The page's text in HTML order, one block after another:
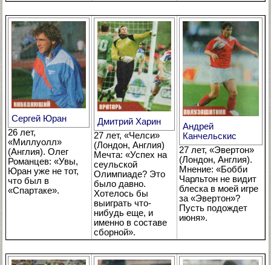
Сергей Юран
26 лет,
«Миллуолл»
(Англия). Олег
Романцев: «Увы,
Юран уже не тот,
что был в
«Спартаке».
Дмитрий Харин
27 лет, «Челси»
(Лондон, Англия)
Мечта: «Успех на
сеульской
Олимпиаде? Это
было давно.
Хотелось бы
выиграть что-
нибудь еще, и
именно в составе
сборной».
Андрей
Канчельскис
27 лет, «Эвертон»
(Лондон, Англия).
Мнение: «Бобби
Чарльтон не видит
блеска в моей игре
за «Эвертон»?
Пусть подождет
июня».